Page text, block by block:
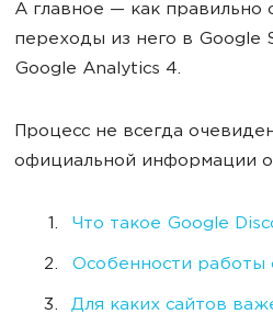
А главное — как правильно
переходы из него в Google
Google Analytics 4.
Процесс не всегда
официальной информации
Что такое Google
Особенности работы
Для каких сайтов